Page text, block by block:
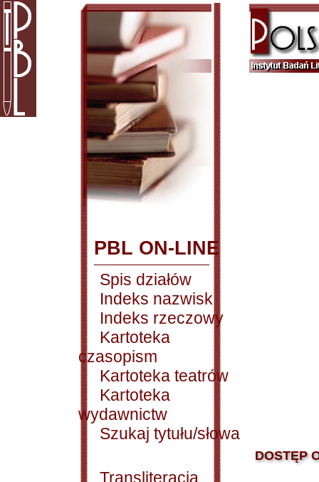
PBL ON-LINE
Spis działów
Indeks nazwisk
Indeks rzeczowy
Kartoteka
czasopism
Kartoteka teatrów
Kartoteka
wydawnictw
Szukaj tytułu/słowa
Transliteracja
DOSTĘP